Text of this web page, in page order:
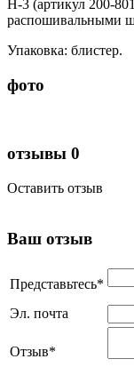
H-3 (артикул 200-
распошивальными
Упаковка: блистер.
фото
отзывы 0
Оставить отзыв
Ваш отзыв
Представьтесь*
Эл. почта
Отзыв*